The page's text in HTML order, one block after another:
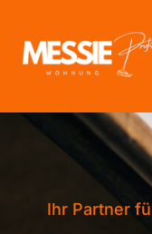
Ihr Partner